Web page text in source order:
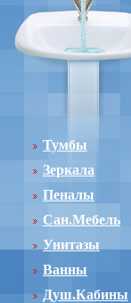
Тумбы
Зеркала
Пеналы
Сан.Мебель
Унитазы
Ванны
Душ.Кабины